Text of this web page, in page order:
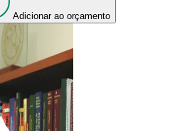
Adicionar ao orçamento